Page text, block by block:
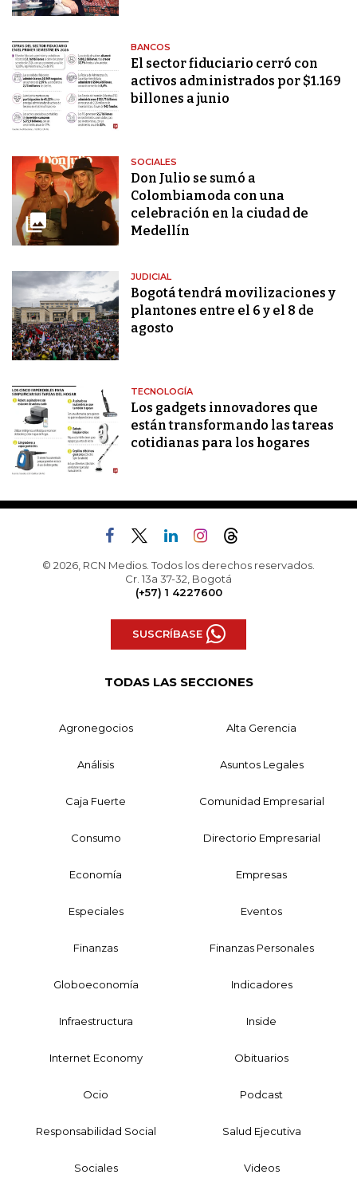
BANCOS
El sector fiduciario cerró con
activos administrados por $1.169
billones a junio
SOCIALES
Don Julio se sumó a
Colombiamoda con una
celebración en la ciudad de
Medellín
JUDICIAL
Bogotá tendrá movilizaciones y
plantones entre el 6 y el 8 de
agosto
TECNOLOGÍA
Los gadgets innovadores que
están transformando las tareas
cotidianas para los hogares
© 2026, RCN Medios. Todos los derechos reservados.
Cr. 13a 37-32, Bogotá
(+57) 1 4227600
SUSCRÍBASE
TODAS LAS SECCIONES
Agronegocios Alta Gerencia
Análisis Asuntos Legales
Caja Fuerte Comunidad Empresarial
Consumo Directorio Empresarial
Economía Empresas
Especiales Eventos
Finanzas Finanzas Personales
Globoeconomía Indicadores
Infraestructura Inside
Internet Economy Obituarios
Ocio Podcast
Responsabilidad Social Salud Ejecutiva
Sociales Videos